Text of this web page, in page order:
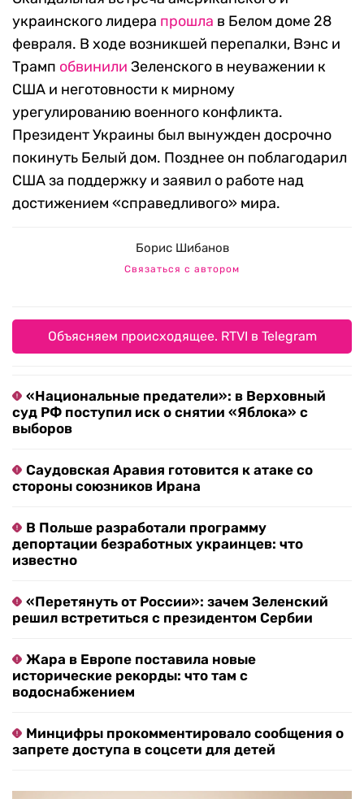
украинского лидера прошла в Белом доме 28
февраля. В ходе возникшей перепалки, Вэнс и
Трамп обвинили Зеленского в неуважении к
США и неготовности к мирному
урегулированию военного конфликта.
Президент Украины был вынужден досрочно
покинуть Белый дом. Позднее он поблагодарил
США за поддержку и заявил о работе над
достижением «справедливого» мира.
Борис Шибанов
Связаться с автором
Объясняем происходящее. RTVI в Telegram
«Национальные предатели»: в Верховный
суд РФ поступил иск о снятии «Яблока» с
выборов
Саудовская Аравия готовится к атаке со
стороны союзников Ирана
В Польше разработали программу
депортации безработных украинцев: что
известно
«Перетянуть от России»: зачем Зеленский
решил встретиться с президентом Сербии
Жара в Европе поставила новые
исторические рекорды: что там с
водоснабжением
Минцифры прокомментировало сообщения о
запрете доступа в соцсети для детей